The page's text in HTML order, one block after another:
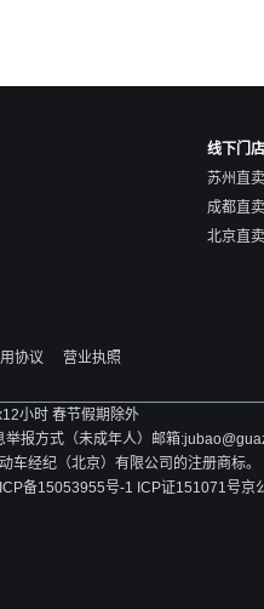
线下门店
苏州直
成都直
北京直
协议 营业执照
小时 春节假期除外
举报方式（未成年人）邮箱
经纪（北京）有限公司的注册商标。
备15053955号-1 ICP证151071号京